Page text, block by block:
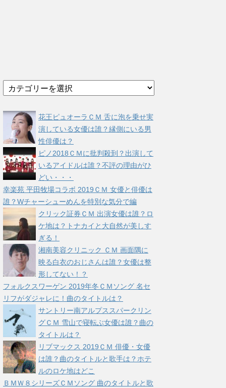
テ
リ
花王ピュオーラＣＭ 舌に泡を乗せ実
演している女優は誰？縁側にいる男
性俳優は？
ピノ2018ＣＭに批判殺到？出演して
いるアイドルは誰？不評の理由がひ
どい・・・
幸楽苑 平田牧場コラボ 2019ＣＭ 女優と俳優は
誰？Wチャーシューめんを特別な気分で編
クリック証券ＣＭ 出演女優は誰？ロ
ケ地は？トナカイと大自然が美しす
ぎる！
湘南美容クリニック ＣＭ 画面隅に
映る白衣のおじさんは誰？女優は整
形してない！？
フォルクスワーゲン 2019年冬ＣＭソング 名セ
リフがダジャレに！曲のタイトルは？
サントリー南アルプススパークリン
グＣＭ 雪山で寝転ぶ女優は誰？曲の
タイトルは？
リブマックス 2019ＣＭ 俳優・女優
は誰？曲のタイトルと歌手は？ホテ
ルのロケ地はどこ
ＢＭＷ８シリーズＣＭソング 曲のタイトルと歌